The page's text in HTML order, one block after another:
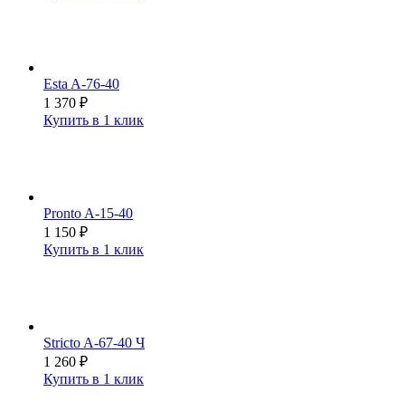
Esta A-76-40
1 370 ₽
Купить в 1 клик
Pronto A-15-40
1 150 ₽
Купить в 1 клик
Stricto A-67-40 Ч
1 260 ₽
Купить в 1 клик